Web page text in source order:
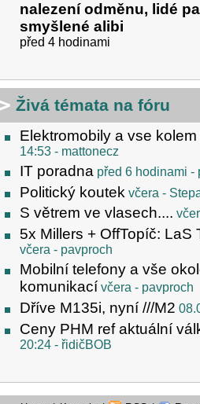
nalezení odměnu, lidé
smyšlené alibi
před 4 hodinami
Živá témata na fóru
Elektromobily a vse kolem
14:53 - mattonecz
IT poradna před 6 hodinami -
Politický koutek včera -
S větrem ve vlasech....
5x Millers + OffTopíč: LaS
včera - pavproch
Mobilní telefony a vše
komunikací včera - pavproch
Dříve M135i, nyní ///M2
Ceny PHM ref aktuální
20:24 - řidičBOB